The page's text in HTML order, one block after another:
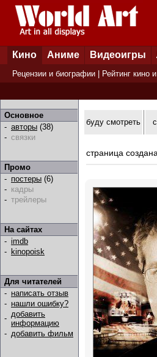
Кино Аниме Видеоигры
Рецензии и биографии Рейтинг кино
Основное
- авторы (38)
- связки
Промо
- постеры (6)
- кадры
- трейлеры
На сайтах
- imdb
- kinopoisk
Для читателей
- написать отзыв
- нашли ошибку?
- добавить
информацию
- добавить фильм
буду смотреть
страница создана